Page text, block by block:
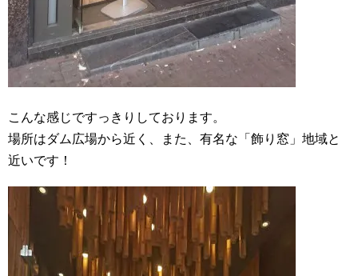
こんな感じですっきりしております。
場所はダム広場から近く、また、有名な「飾り窓」地域と
近いです！